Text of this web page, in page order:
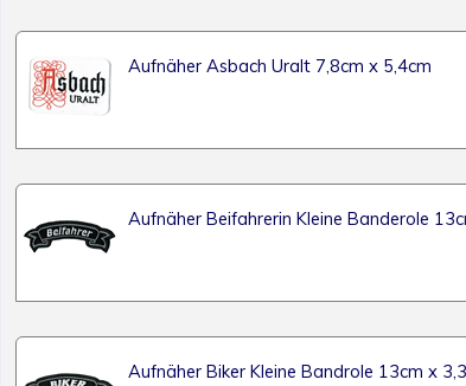
Aufnäher Asbach Uralt 7,8cm x 5,4cm
Aufnäher Beifahrerin Kleine Banderole
Aufnäher Biker Kleine Bandrole 13cm x